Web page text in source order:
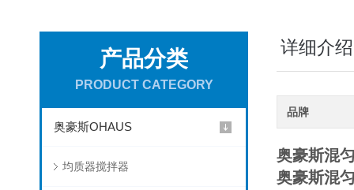
产品分类
PRODUCT CATEGORY
奥豪斯OHAUS
均质器搅拌器
详细介绍
品牌
奥豪斯混
奥豪斯混